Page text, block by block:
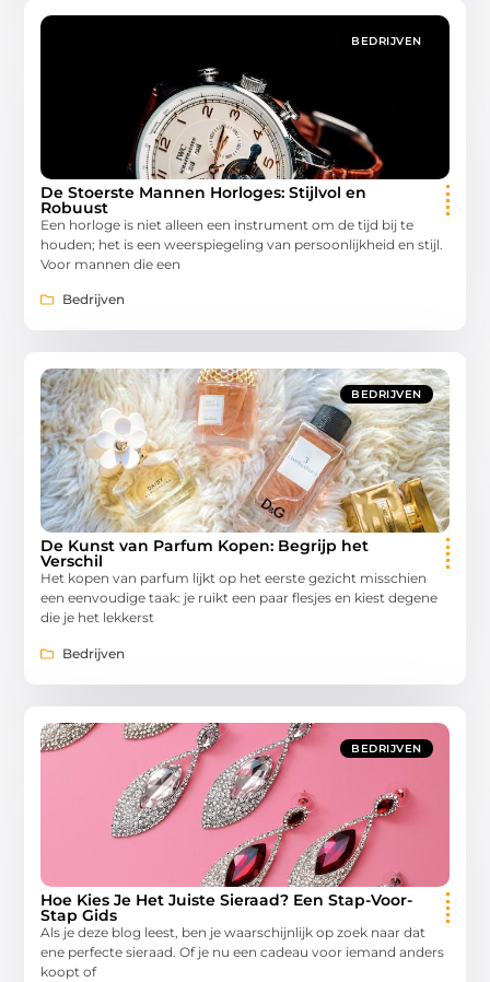
BEDRIJVEN
De Stoerste Mannen Horloges: Stijlvol en
Robuust
Een horloge is niet alleen een instrument om de tijd bij te
houden; het is een weerspiegeling van persoonlijkheid en stijl.
Voor mannen die een
Bedrijven
BEDRIJVEN
De Kunst van Parfum Kopen: Begrijp het
Verschil
Het kopen van parfum lijkt op het eerste gezicht misschien
een eenvoudige taak: je ruikt een paar flesjes en kiest degene
die je het lekkerst
Bedrijven
BEDRIJVEN
Hoe Kies Je Het Juiste Sieraad? Een Stap-Voor-
Stap Gids
Als je deze blog leest, ben je waarschijnlijk op zoek naar dat
ene perfecte sieraad. Of je nu een cadeau voor iemand anders
koopt of